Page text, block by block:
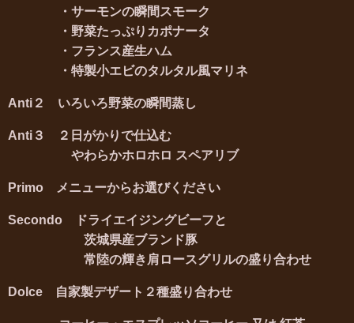
・サーモンの瞬間スモーク
・野菜たっぷりカポナータ
・フランス産生ハム
・特製小エビのタルタル風マリネ
Anti２ いろいろ野菜の瞬間蒸し
Anti３ ２日がかりで仕込む
やわらかホロホロ スペアリブ
Primo メニューからお選びください
Secondo ドライエイジングビーフと
茨城県産ブランド豚
常陸の輝き肩ロースグリルの盛り合わせ
Dolce 自家製デザート２種盛り合わせ